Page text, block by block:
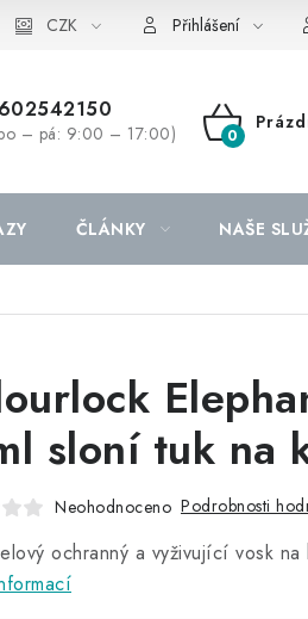
CZK Přihlášení
602542150
– pá: 9:00 – 17:00)
NÁKUPNÍ
ČLÁNKY NAŠE
sloní tuk na
Neohodnoceno Podrobnosti
ochranný a vyživující vosk na